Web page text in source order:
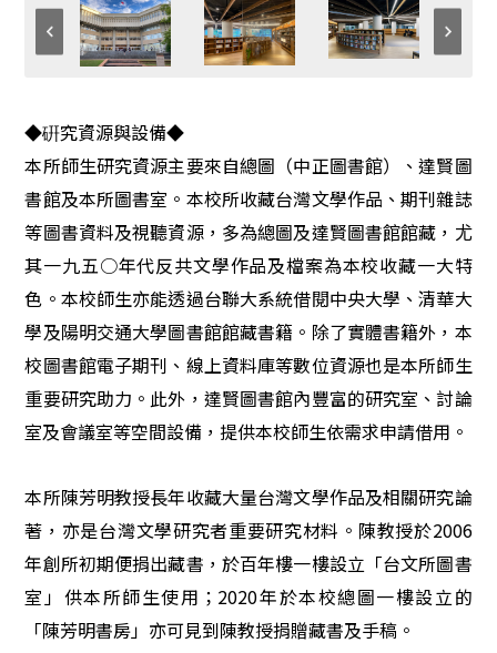
◆硏究資源與設備◆
本所師生研究資源主要來自總圖（中正圖書館）、達賢圖
書館及本所圖書室。本校所收藏台灣文學作品、期刊雜誌
等圖書資料及視聽資源，多為總圖及達賢圖書館館藏，尤
其一九五○年代反共文學作品及檔案為本校收藏一大特
色。本校師生亦能透過台聯大系統借閱中央大學、清華大
學及陽明交通大學圖書館館藏書籍。除了實體書籍外，本
校圖書館電子期刊、線上資料庫等數位資源也是本所師生
重要研究助力。此外，達賢圖書館內豐富的研究室、討論
室及會議室等空間設備，提供本校師生依需求申請借用。
本所陳芳明教授長年收藏大量台灣文學作品及相關研究論
著，亦是台灣文學研究者重要研究材料。陳教授於2006
年創所初期便捐出藏書，於百年樓一樓設立「台文所圖書
室」供本所師生使用；2020年於本校總圖一樓設立的
「陳芳明書房」亦可見到陳教授捐贈藏書及手稿。